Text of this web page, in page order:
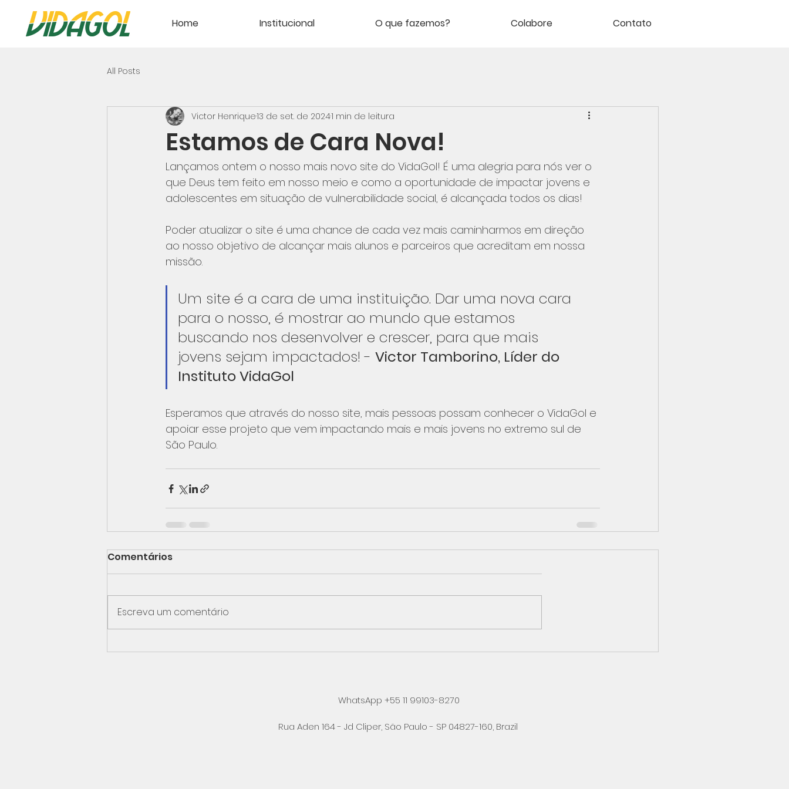
Home Institucional O que fazemos? Colabore Contato
All Posts
Estamos de Cara Nova!
Victor Henrique13 de set. de 20241 min de leitura
Lançamos ontem o nosso mais novo site do VidaGol! É uma alegria para nós ver o
que Deus tem feito em nosso meio e como a oportunidade de impactar jovens e
adolescentes em situação de vulnerabilidade social, é alcançada todos os dias!
Poder atualizar o site é uma chance de cada vez mais caminharmos em direção
ao nosso objetivo de alcançar mais alunos e parceiros que acreditam em nossa
missão.
Um site é a cara de uma instituição. Dar uma nova cara
para o nosso, é mostrar ao mundo que estamos
buscando nos desenvolver e crescer, para que mais
jovens sejam impactados! - Victor Tamborino, Líder do
Instituto VidaGol
Esperamos que através do nosso site, mais pessoas possam conhecer o VidaGol e
apoiar esse projeto que vem impactando mais e mais jovens no extremo sul de
São Paulo.
Comentários
Escreva um comentário
WhatsApp +55 11 99103-8270
Rua Aden 164 - Jd Cliper, São Paulo - SP 04827-160, Brazil